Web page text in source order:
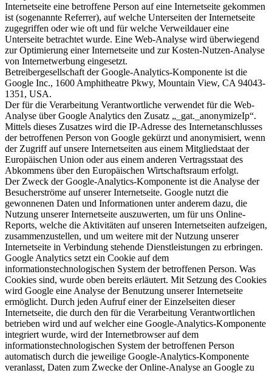
Internetseite eine betroffene Person auf eine Internetseite gekommen
ist (sogenannte Referrer), auf welche Unterseiten der Internetseite
zugegriffen oder wie oft und für welche Verweildauer eine
Unterseite betrachtet wurde. Eine Web-Analyse wird überwiegend
zur Optimierung einer Internetseite und zur Kosten-Nutzen-Analyse
von Internetwerbung eingesetzt.
Betreibergesellschaft der Google-Analytics-Komponente ist die
Google Inc., 1600 Amphitheatre Pkwy, Mountain View, CA 94043-
1351, USA.
Der für die Verarbeitung Verantwortliche verwendet für die Web-
Analyse über Google Analytics den Zusatz „_gat._anonymizeIp“.
Mittels dieses Zusatzes wird die IP-Adresse des Internetanschlusses
der betroffenen Person von Google gekürzt und anonymisiert, wenn
der Zugriff auf unsere Internetseiten aus einem Mitgliedstaat der
Europäischen Union oder aus einem anderen Vertragsstaat des
Abkommens über den Europäischen Wirtschaftsraum erfolgt.
Der Zweck der Google-Analytics-Komponente ist die Analyse der
Besucherströme auf unserer Internetseite. Google nutzt die
gewonnenen Daten und Informationen unter anderem dazu, die
Nutzung unserer Internetseite auszuwerten, um für uns Online-
Reports, welche die Aktivitäten auf unseren Internetseiten aufzeigen,
zusammenzustellen, und um weitere mit der Nutzung unserer
Internetseite in Verbindung stehende Dienstleistungen zu erbringen.
Google Analytics setzt ein Cookie auf dem
informationstechnologischen System der betroffenen Person. Was
Cookies sind, wurde oben bereits erläutert. Mit Setzung des Cookies
wird Google eine Analyse der Benutzung unserer Internetseite
ermöglicht. Durch jeden Aufruf einer der Einzelseiten dieser
Internetseite, die durch den für die Verarbeitung Verantwortlichen
betrieben wird und auf welcher eine Google-Analytics-Komponente
integriert wurde, wird der Internetbrowser auf dem
informationstechnologischen System der betroffenen Person
automatisch durch die jeweilige Google-Analytics-Komponente
veranlasst, Daten zum Zwecke der Online-Analyse an Google zu